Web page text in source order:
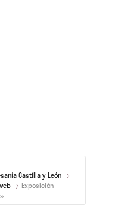
Castilla y León
Exposición